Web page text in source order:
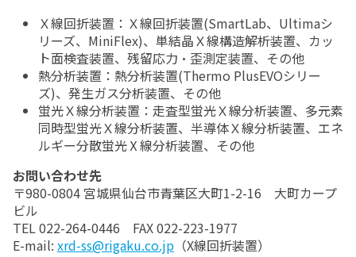
Ｘ線回折装置：Ｘ線回折装置(SmartLab、Ultimaシ
リーズ、MiniFlex)、単結晶Ｘ線構造解析装置、カッ
ト面検査装置、残留応力・歪測定装置、その他
熱分析装置：熱分析装置(Thermo PlusEVOシリー
ズ)、発生ガス分析装置、その他
蛍光Ｘ線分析装置：走査型蛍光Ｘ線分析装置、多元素
同時型蛍光Ｘ線分析装置、半導体Ｘ線分析装置、エネ
ルギー分散蛍光Ⅹ線分析装置、その他
お問い合わせ先
〒980-0804 宮城県仙台市青葉区大町1-2-16 大町カープ
ビル
TEL 022-264-0446 FAX 022-223-1977
E-mail: xrd-ss@rigaku.co.jp （X線回折装置）